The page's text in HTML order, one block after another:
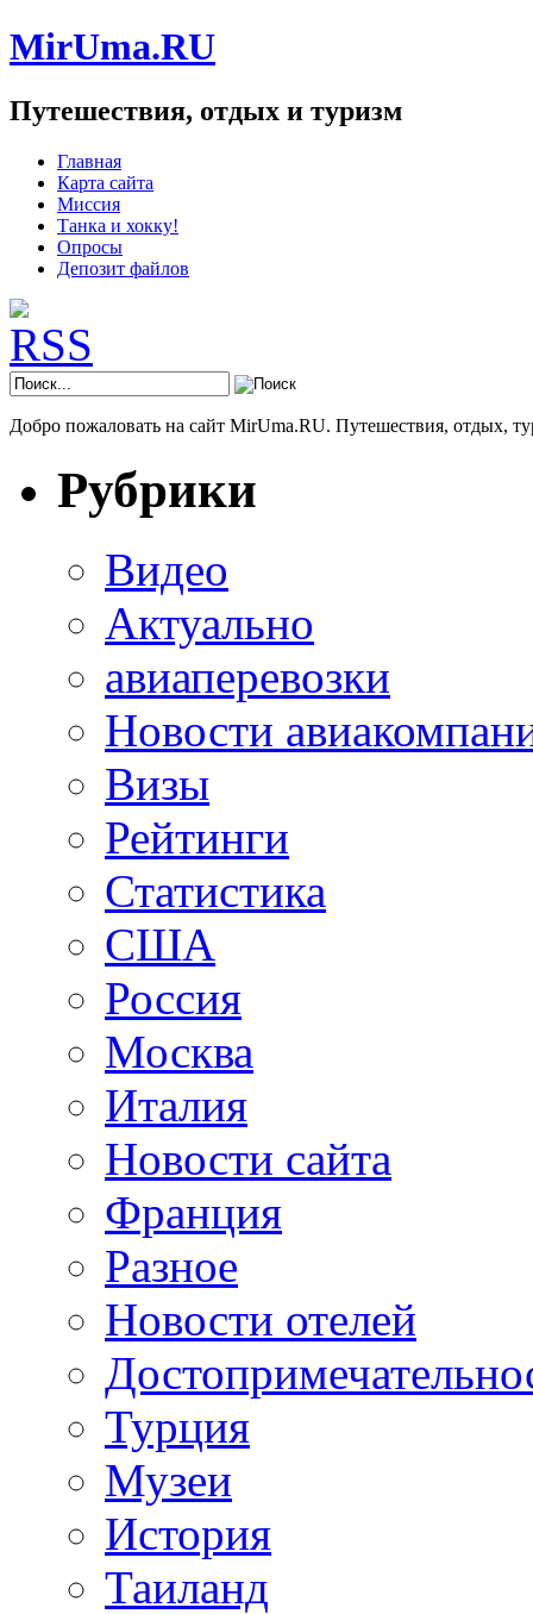
MirUma.RU
Путешествия, отдых и туризм
Главная
Карта сайта
Миссия
Танка и хокку!
Опросы
Депозит файлов
Добро пожаловать на сайт MirUma.RU. Путешествия, отдых,
Рубрики
Видео
Актуально
авиаперевозки
Новости
Визы
Рейтинги
Статистика
США
Россия
Москва
Италия
Новости сайта
Франция
Разное
Новости отелей
Турция
Музеи
История
Таиланд